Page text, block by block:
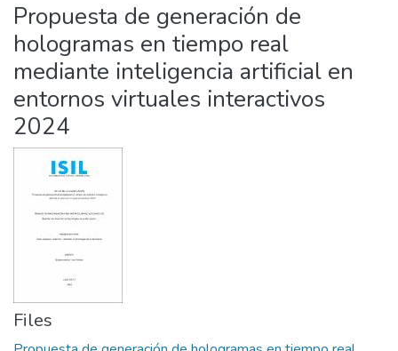
Documentos ▾
Propuesta de generación de
hologramas en tiempo real
mediante inteligencia artificial en
entornos virtuales interactivos
2024
Files